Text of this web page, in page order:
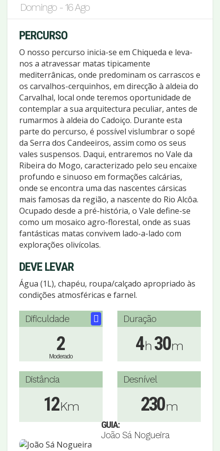
Domingo - 16 Ago
PERCURSO
O nosso percurso inicia-se em Chiqueda e leva-
nos a atravessar matas tipicamente
mediterrânicas, onde predominam os carrascos e
os carvalhos-cerquinhos, em direcção à aldeia do
Carvalhal, local onde teremos oportunidade de
contemplar a sua arquitectura peculiar, antes de
rumarmos à aldeia do Cadoiço. Durante esta
parte do percurso, é possível vislumbrar o sopé
da Serra dos Candeeiros, assim como os seus
vales suspensos. Daqui, entraremos no Vale da
Ribeira do Mogo, caracterizado pelo seu encaixe
profundo e sinuoso em formações calcárias,
onde se encontra uma das nascentes cársicas
mais famosas da região, a nascente do Rio Alcôa.
Ocupado desde a pré-história, o Vale define-se
como um mosaico agro-florestal, onde as suas
fantásticas matas convivem lado-a-lado com
explorações olivícolas.
DEVE LEVAR
Água (1L), chapéu, roupa/calçado apropriado às
condições atmosféricas e farnel.
Dificuldade
2
Moderado
Duração
4h 30m
Distância
12Km
Desnível
230m
GUIA:
João Sá Nogueira